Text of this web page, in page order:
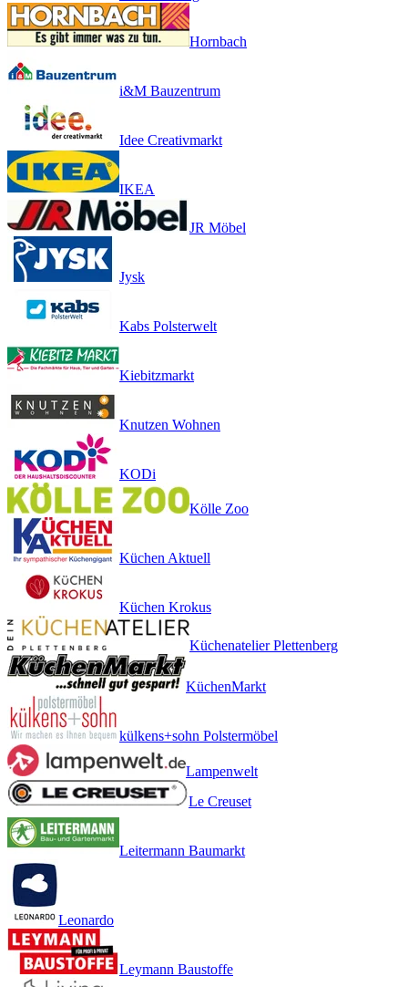
Hornbach
i&M Bauzentrum
Idee Creativmarkt
IKEA
JR Möbel
Jysk
Kabs Polsterwelt
Kiebitzmarkt
Knutzen Wohnen
KODi
Kölle Zoo
Küchen Aktuell
Küchen Krokus
Küchenatelier Plettenberg
KüchenMarkt
külkens+sohn Polstermöbel
Lampenwelt
Le Creuset
Leitermann Baumarkt
Leonardo
Leymann Baustoffe